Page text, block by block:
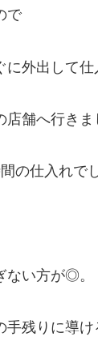
で
に外出して
舗へ行きま
の仕入れでし
ない方が◎。
残りに導け